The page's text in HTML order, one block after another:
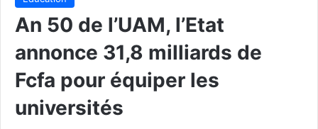
An 50 de l’UAM, l’Etat
annonce 31,8 milliards de
Fcfa pour équiper les
universités